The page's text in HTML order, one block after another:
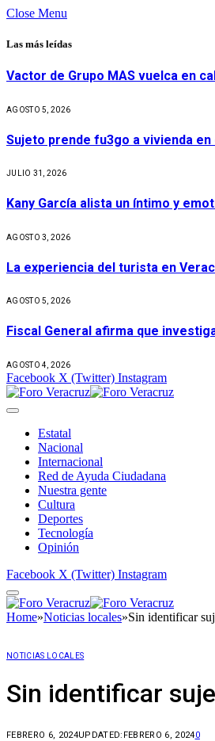
Close Menu
Las más leídas
Vactor de Grupo MAS vuelca en
AGOSTO 5, 2026
Sujeto prende fu3go a vivienda
JULIO 31, 2026
Kany García alista un íntimo y
AGOSTO 3, 2026
La experiencia del turista en
AGOSTO 5, 2026
Fiscal General afirma que
AGOSTO 4, 2026
Facebook X (Twitter) Instagram
Estatal
Nacional
Internacional
Red de Ayuda Ciudadana
Nuestra gente
Cultura
Deportes
Tecnología
Opinión
Facebook X (Twitter) Instagram
Home»Noticias locales»Sin identificar
NOTICIAS LOCALES
Sin identificar
FEBRERO 6, 2024UPDATED: FEBRERO 6, 20240